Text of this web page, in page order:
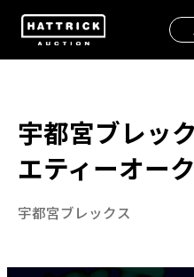
宇都宮ブレッ
エティーオー
宇都宮ブレックス